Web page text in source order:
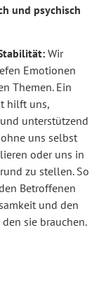
und psychisch
Wir
Emotionen
Themen. Ein
hilft uns,
unterstützend
uns selbst
oder uns in
zu stellen. So
Betroffenen
und den
sie brauchen.